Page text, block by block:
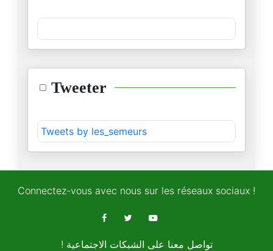
Tweeter
Tweets by les_semeurs
Connectez-vous avec nous sur les réseaux sociaux !
! تواصل معنا على الشبكات الاجتماعية